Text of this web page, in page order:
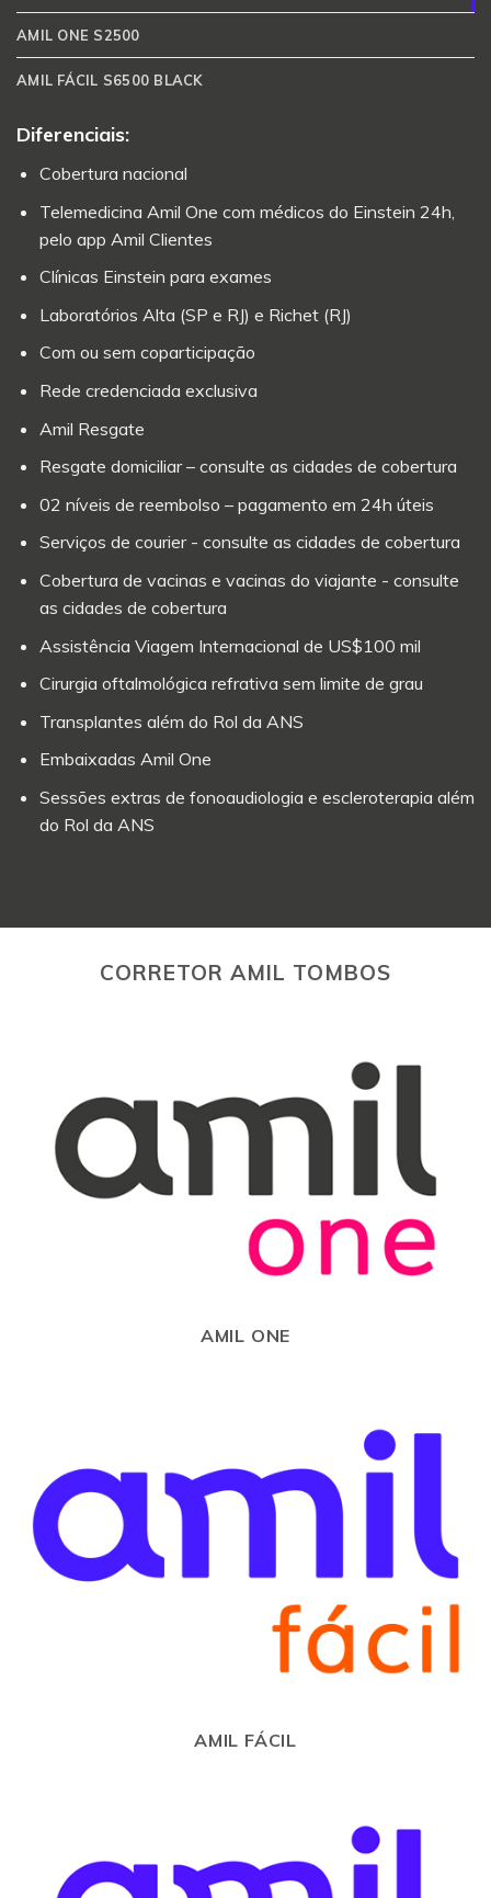
AMIL ONE S2500
AMIL FÁCIL S6500 BLACK
Diferenciais:
Cobertura nacional
Telemedicina Amil One com médicos do Einstein 24h,
pelo app Amil Clientes
Clínicas Einstein para exames
Laboratórios Alta (SP e RJ) e Richet (RJ)
Com ou sem coparticipação
Rede credenciada exclusiva
Amil Resgate
Resgate domiciliar – consulte as cidades de cobertura
02 níveis de reembolso – pagamento em 24h úteis
Serviços de courier - consulte as cidades de cobertura
Cobertura de vacinas e vacinas do viajante - consulte
as cidades de cobertura
Assistência Viagem Internacional de US$100 mil
Cirurgia oftalmológica refrativa sem limite de grau
Transplantes além do Rol da ANS
Embaixadas Amil One
Sessões extras de fonoaudiologia e escleroterapia além
do Rol da ANS
CORRETOR AMIL TOMBOS
AMIL ONE
AMIL FÁCIL